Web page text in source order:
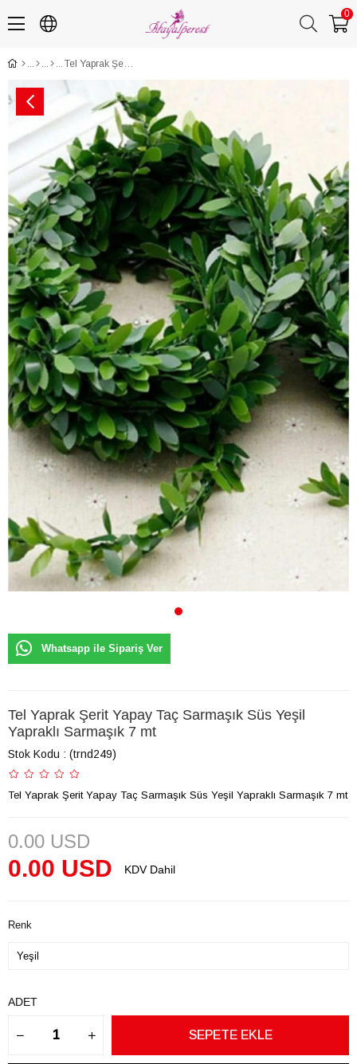
0
Tel Yaprak Şerit Yapay Taç Sarmaşık Süs Yeşil Yapraklı Sarmaşık 7 mt
Whatsapp ile Sipariş Ver
Tel Yaprak Şerit Yapay Taç Sarmaşık Süs Yeşil
Yapraklı Sarmaşık 7 mt
Stok Kodu (trnd249)
Tel Yaprak Şerit Yapay Taç Sarmaşık Süs Yeşil Yapraklı Sarmaşık 7 mt
0.00 USD
KDV Dahil
0.00 USD
Renk
ADET